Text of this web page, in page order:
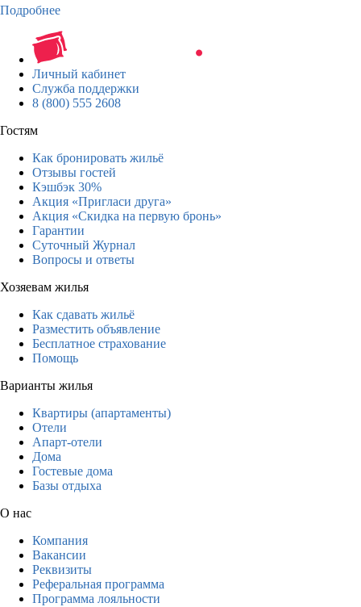
Подробнее
Личный кабинет
Служба поддержки
8 (800) 555 2608
Гостям
Как бронировать жильё
Отзывы гостей
Кэшбэк 30%
Акция «Пригласи друга»
Акция «Скидка на первую бронь»
Гарантии
Суточный Журнал
Вопросы и ответы
Хозяевам жилья
Как сдавать жильё
Разместить объявление
Бесплатное страхование
Помощь
Варианты жилья
Квартиры (апартаменты)
Отели
Апарт-отели
Дома
Гостевые дома
Базы отдыха
О нас
Компания
Вакансии
Реквизиты
Реферальная программа
Программа лояльности